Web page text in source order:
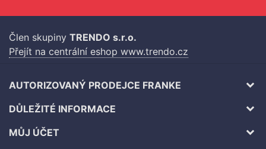
Člen skupiny TRENDO s.r.o.
Přejít na centrální eshop www.trendo.cz
AUTORIZOVANÝ PRODEJCE FRANKE
DŮLEŽITÉ INFORMACE
MŮJ ÚČET